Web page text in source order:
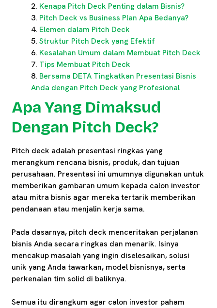
Kenapa Pitch Deck Penting dalam Bisnis?
Pitch Deck vs Business Plan Apa Bedanya?
Elemen dalam Pitch Deck
Struktur Pitch Deck yang Efektif
Kesalahan Umum dalam Membuat Pitch Deck
Tips Membuat Pitch Deck
Bersama DETA Tingkatkan Presentasi Bisnis
Anda dengan Pitch Deck yang Profesional
Apa Yang Dimaksud
Dengan Pitch Deck?
Pitch deck adalah presentasi ringkas yang
merangkum rencana bisnis, produk, dan tujuan
perusahaan. Presentasi ini umumnya digunakan untuk
memberikan gambaran umum kepada calon investor
atau mitra bisnis agar mereka tertarik memberikan
pendanaan atau menjalin kerja sama.
Pada dasarnya, pitch deck menceritakan perjalanan
bisnis Anda secara ringkas dan menarik. Isinya
mencakup masalah yang ingin diselesaikan, solusi
unik yang Anda tawarkan, model bisnisnya, serta
perkenalan tim solid di baliknya.
Semua itu dirangkum agar calon investor paham